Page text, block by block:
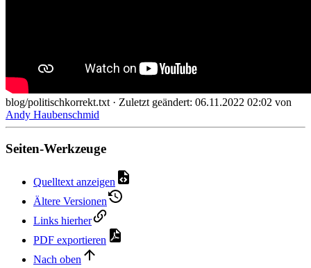
blog/politischkorrekt.txt · Zuletzt geändert: 06.11.2022 02:02 von
Andy Haubenschmid
Seiten-Werkzeuge
Quelltext anzeigen
Ältere Versionen
Links hierher
PDF exportieren
Nach oben